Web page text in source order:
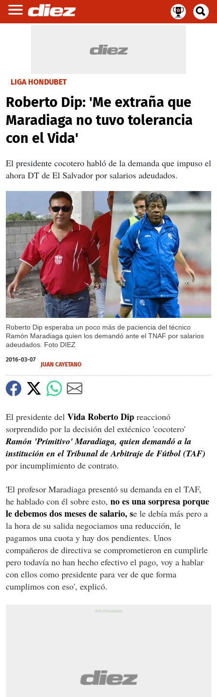
LIGA HONDUBET
Roberto Dip: 'Me extraña que
Maradiaga no tuvo tolerancia
con el Vida'
El presidente cocotero habló de la demanda que impuso el
ahora DT de El Salvador por salarios adeudados.
Roberto Dip esperaba un poco más de paciencia del técnico
Ramón Maradiaga quien los demandó ante el TNAF por salarios
adeudados. Foto DIEZ
X
2016-03-07
JUAN CAYETANO
El presidente del Vida Roberto Dip reaccionó
sorprendido por la decisión del extécnico 'cocotero'
Ramón 'Primitivo' Maradiaga, quien demandó a la
institución en el Tribunal de Arbitraje de Fútbol (TAF)
por incumplimiento de contrato.
'El profesor Maradiaga presentó su demanda en el TAF,
he hablado con él sobre esto, no es una sorpresa porque
le debemos dos meses de salario, se le debía más pero a
la hora de su salida negociamos una reducción, le
pagamos una cuota y hay dos pendientes. Unos
compañeros de directiva se comprometieron en cumplirle
pero todavía no han hecho efectivo el pago, voy a hablar
con ellos como presidente para ver de que forma
cumplimos con eso', explicó.